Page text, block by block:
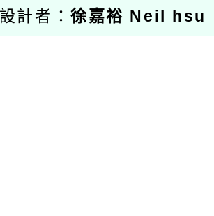
計者：徐嘉裕 Neil hsu